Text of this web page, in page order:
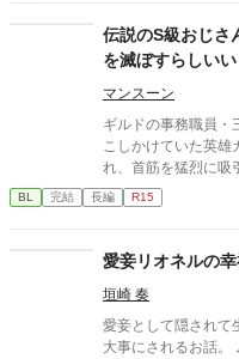
一回BL大賞参加作
伝説のS級おじさ
を滅ぼすらしいい
マンスーン
ギルドの事務職員・
こしかけていた英雄
れ、首筋を猛烈に
び、離れなくなってしまう。 最強おじさん(変
員(平凡) 世界観が現代日本、異世界ごちゃ混ぜ設定になっており
BL 完結 長編 R15
愛妾リオネルの
垣崎 奏
愛妾として隠されて
大事にされるお話。